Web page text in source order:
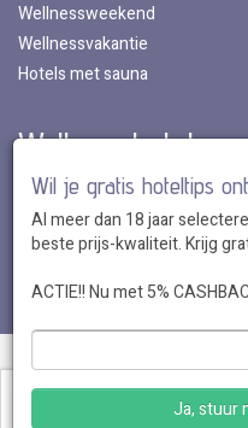
Wellnessweekend
Wellnessvakantie
Hotels met sauna
Wellnesshotels
Wellnesshotels in Nederland
Wellnesshotels in Belgie
Wellnesshotels in Luxemburg
Wellnesshotels in Duitsland
Over ons•Sitemap•
•Voorwaarden•
Wil je gratis hoteltips
Al meer dan 18 jaar
beste prijs-kwaliteit. Krijg
ACTIE!! Nu met 5%
Ja, stuur
Deze website maakt